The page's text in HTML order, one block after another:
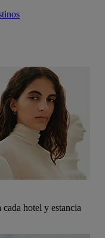
hotel y estancia